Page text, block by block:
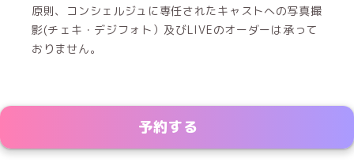
原則、コンシェルジュに専任されたキャストへの写真撮
影(チェキ・デジフォト）及びLIVEのオーダーは承って
おりません。
予約する